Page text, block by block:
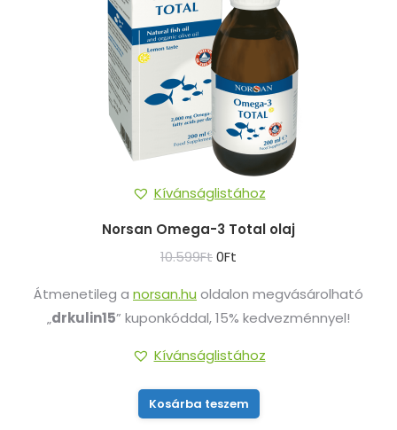
A
változatok
termékoldalon
választhatók
ki
Kívánságlistához
Norsan Omega-3 Total olaj
10.599FtOriginal
was:
10.599Ft.
0Ft
is:
0Ft.
Átmenetileg a norsan.hu oldalon megvásárolható
„drkulin15” kuponkóddal, 15% kedvezménnyel!
Kívánságlistához
Kosárba teszem